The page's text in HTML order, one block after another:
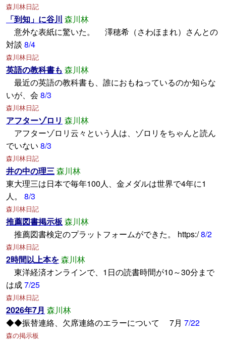
森川林日記
「到知」に谷川 森川林
意外な表紙に驚いた。 澤穂希（さわほまれ）さんとの
対談 8/4
森川林日記
英語の教科書も 森川林
最近の英語の教科書も、誰におもねっているのか知らな
いが、会 8/3
森川林日記
アフターゾロリ 森川林
アフターゾロリ云々という人は、ゾロリをちゃんと読ん
でいない 8/3
森川林日記
井の中の理三森川林
東大理三は日本で毎年100人、金メダルは世界で4年に1
人。 8/3
森川林日記
推薦図書掲示板森川林
推薦図書検定のプラットフォームができた。 https:/8/2
森川林日記
2時間以上本を森川林
東洋経済オンラインで、1日の読書時間が10～30分まで
は成7/25
森川林日記
2026年7月 森川林
◆◆振替連絡、欠席連絡のエラーについて 7月 7/22
森の掲示板